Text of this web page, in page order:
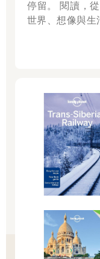
停留。 閱讀，從來不只是閱讀。 而是一場關於
世界、想像與生活感的旅